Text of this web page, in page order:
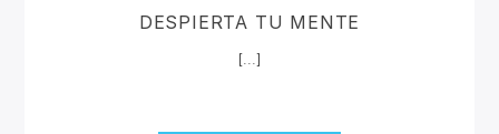
DESPIERTA TU MENTE
[...]